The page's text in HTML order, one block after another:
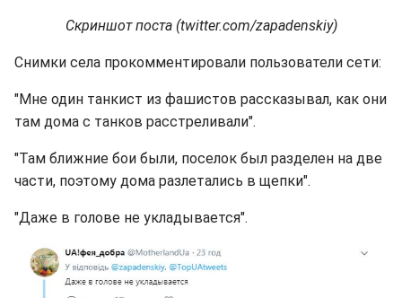
Скриншот поста (twitter.com/zapadenskiy)
Снимки села прокомментировали пользователи сети:
"Мне один танкист из фашистов рассказывал, как они
там дома с танков расстреливали".
"Там ближние бои были, поселок был разделен на две
части, поэтому дома разлетались в щепки".
"Даже в голове не укладывается".